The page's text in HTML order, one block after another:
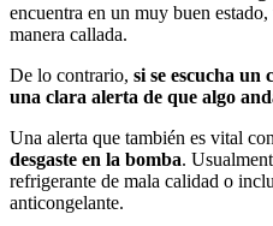
encuentra en un muy buen
manera callada.
De lo contrario, si se escucha un
una clara alerta de que algo
Una alerta que también es vital
desgaste en la bomba.
refrigerante de mala calidad o
anticongelante.